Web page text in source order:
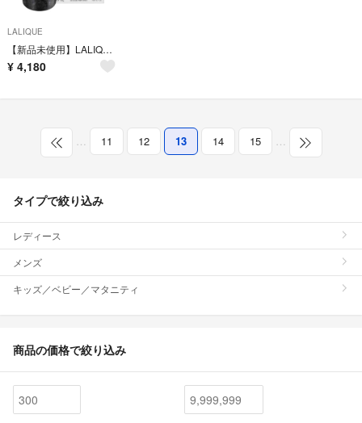
LALIQUE
【新品未使用】LALIQUE キャンドル スペシャルエディション ヴァンダンジュ
¥ 4,180
… 11 12 13 14 15 …
タイプで絞り込み
レディース
メンズ
キッズ／ベビー／マタニティ
商品の価格で絞り込み